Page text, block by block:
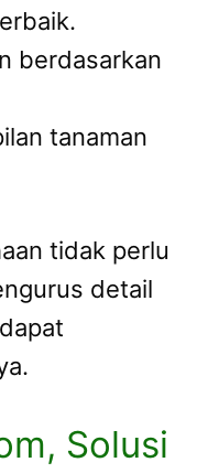
berdasarkan
tanaman
tidak perlu
detail
Solusi